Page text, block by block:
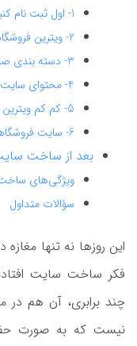
1- اول ثبت نام کنید
2- ویترین فروشگاهتان را انتخاب کنید
3- دسته بندی صفحات سایت را انتخاب کنید
4- محتوای سایت را شخصی سازی کنید
5- کم کم ویترین فروشگاه را بچینید
6- سایت فروشگاهی را فعال کنید
بعد از ساخت
ویژگی‌های ساخت
سؤالات متداول
این روزها نه تنها
فکر ساخت سایت
چند برابری، آن هم
نیست که به صورت